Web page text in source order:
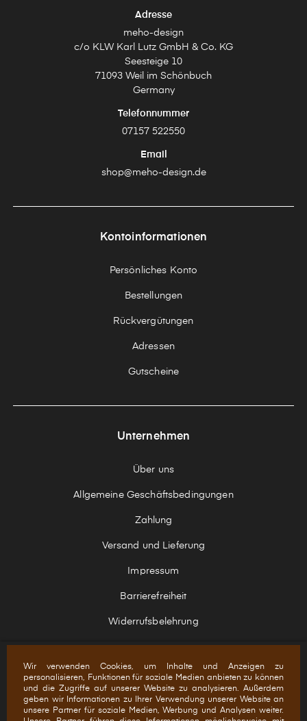
Wir verwenden Cookies, um Inhalte und Anzeigen zu
personalisieren, Funktionen für soziale Medien anbieten zu können
und die Zugriffe auf unserer Website zu analysieren. Außerdem
geben wir Informationen zu Ihrer Verwendung unserer Website an
unsere Partner für soziale Medien, Werbung und Analysen weiter.
Adresse
meho-design
c/o KLW Karl Lutz GmbH & Co. KG
Seesteige 10
71093 Weil im Schönbuch
Germany
Telefonnummer
07157 522550
Email
shop@meho-design.de
Kontoinformationen
Persönliches Konto
Bestellungen
Rückvergütungen
Adressen
Gutscheine
Unternehmen
Über uns
Allgemeine Geschäftsbedingungen
Zahlung
Versand und Lieferung
Impressum
Barrierefreiheit
Widerrufsbelehrung
+ ERHALTE UNSEREN NEWSLETTER